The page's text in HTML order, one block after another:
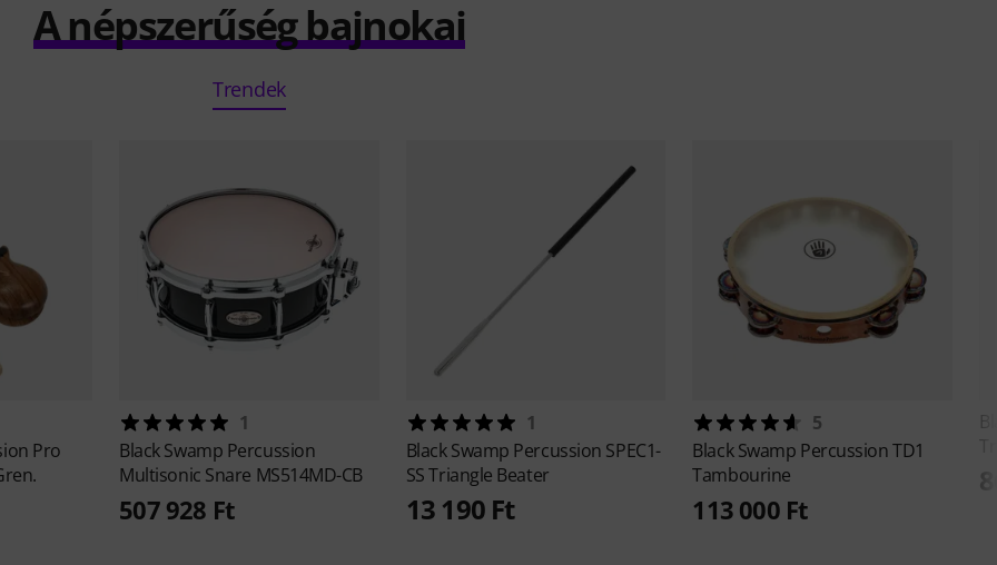
A népszerűség bajnokai
Trendek
Pro
1
Black Swamp Percussion
Multisonic Snare MS514MD-CB
507 928 Ft
1
Black Swamp Percussion SPEC1-
SS Triangle Beater
13 190 Ft
5
Black Swamp PercussionTD1
Tambourine
113 000 Ft